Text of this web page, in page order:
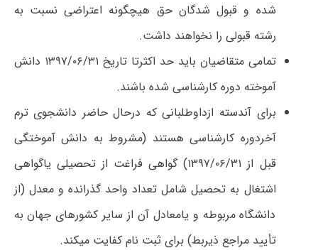
شده و قبول شدگان حق هیچگونه اعتراضی نسبت به
رشته قبولی را نخواهند داشت.
تمامی متقاضیان باید حد اکثرتا تاریخ ۱۳۹۷/۰۶/۳۱ دانش
آموخته دوره کارشناسی شده باشند.
برای آندسته ازداوطلبانی که درحال حاضر دانشجوی ترم
آخردوره کارشناسی هستند (مشروط به دانش آموختگی
قبل از ۱۳۹۷/۰۶/۳۱) گواهی فراغت از تحصیلی یاگواهی
اشتغال به تحصیل شامل تعداد واحد گذرانده و معدل (از
دانشگاه مربوطه و یامعادل آن از سایر کشورهای جهان به
تأیید مراجع ذیربط) برای ثبت نام کفایت میکند.